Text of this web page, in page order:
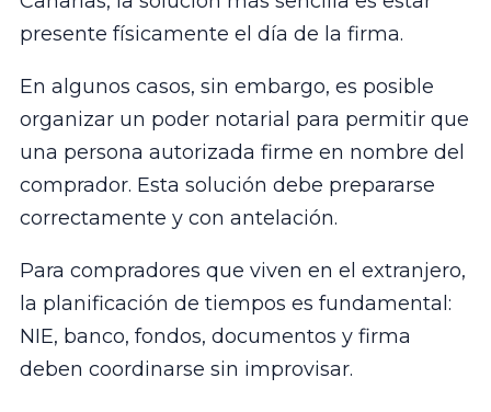
presente físicamente el día de la firma.
En algunos casos, sin embargo, es posible
organizar un poder notarial para permitir que
una persona autorizada firme en nombre del
comprador. Esta solución debe prepararse
correctamente y con antelación.
Para compradores que viven en el extranjero,
la planificación de tiempos es fundamental:
NIE, banco, fondos, documentos y firma
deben coordinarse sin improvisar.